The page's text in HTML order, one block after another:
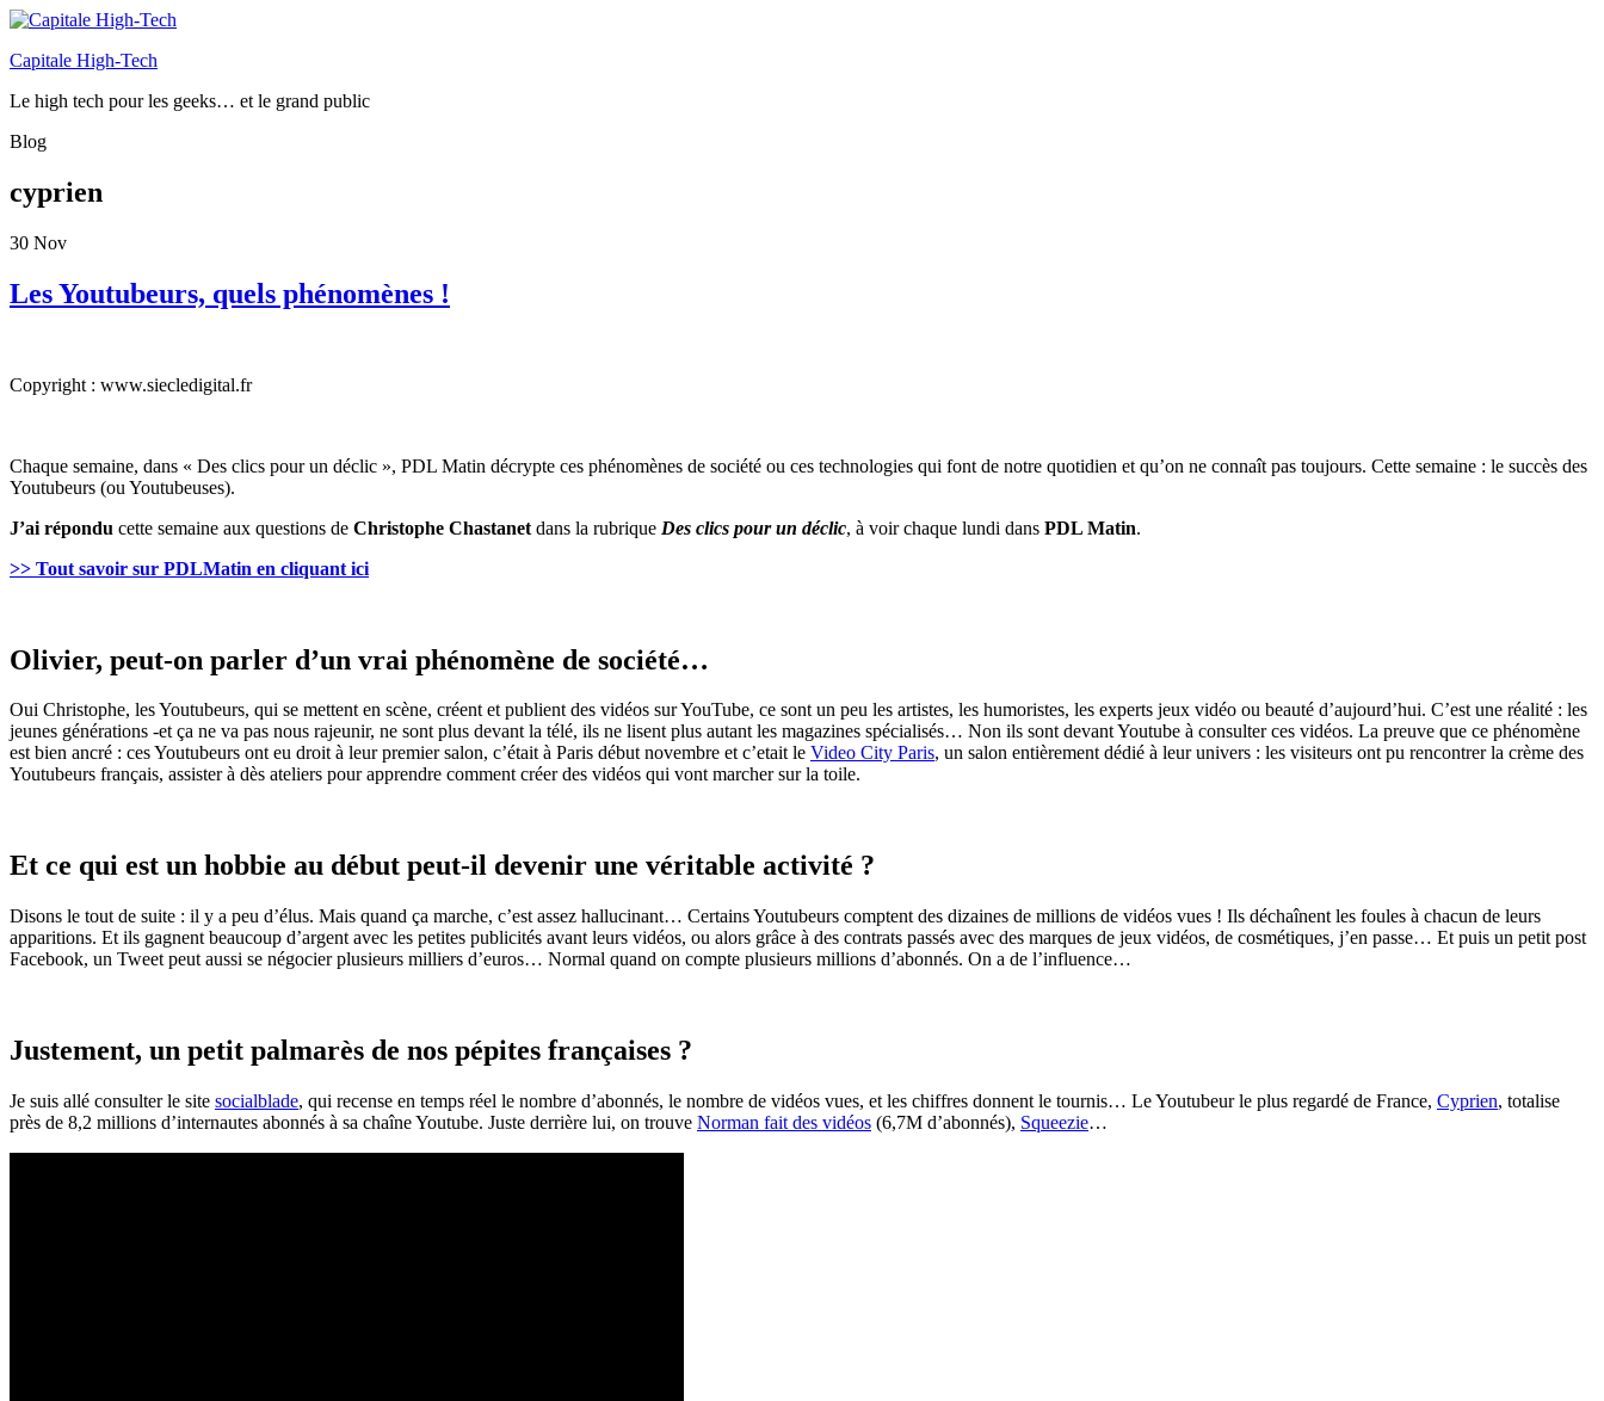
Capitale High-Tech
Le high tech pour les geeks… et le grand public
Blog
cyprien
30 Nov
Les Youtubeurs, quels phénomènes !
Copyright : www.siecledigital.fr
Chaque semaine, dans « Des clics pour un déclic », PDL Matin décrypte ces phénomènes de société ou ces technologies qui font de notre quotidien et qu’on ne connaît pas toujours. Cette semaine : le succès des
Youtubeurs (ou Youtubeuses).
J’ai répondu cette semaine aux questions de Christophe Chastanet dans la rubrique Des clics pour un déclic, à voir chaque lundi dans PDL Matin.
>> Tout savoir sur PDLMatin en cliquant ici
Olivier, peut-on parler d’un vrai phénomène de société…
Oui Christophe, lesYoutubeurs, qui se mettent en scène, créent et publient des vidéos surYouTube, ce sont un peu les artistes, les humoristes, les experts jeux vidéo ou beauté d’aujourd’hui. C’est une réalité : les
jeunes générations -et ça ne va pas nous rajeunir, ne sont plus devant la télé, ils ne lisent plus autant les magazines spécialisés… Non ils sont devantYoutube à consulter ces vidéos. La preuve que ce phénomène
est bien ancré : cesYoutubeurs ont eu droit à leur premier salon, c’était à Paris début novembre etc’etaitle Video City Paris, un salon entièrement dédié à leur univers : les visiteurs ont pu rencontrer la crème des
Youtubeurs français, assister à dès ateliers pour apprendre comment créer des vidéos qui vont marcher sur la toile.
Et ce qui est un hobbie au début peut-il devenir une véritable activité ?
Disons le tout de suite : il y a peu d’élus. Mais quand ça marche, c’est assez hallucinant… CertainsYoutubeurs comptent des dizaines de millions de vidéos vues ! Ils déchaînent les foules à chacun de leurs
apparitions. Et ils gagnent beaucoup d’argent avec les petites publicités avant leurs vidéos, ou alors grâce à des contrats passés avec des marques de jeux vidéos, de cosmétiques, j’en passe… Et puis un petit post
Facebook, un Tweet peut aussi se négocier plusieurs milliers d’euros… Normal quand on compte plusieurs millions d’abonnés. On a de l’influence…
Justement, un petit palmarès de nos pépites françaises ?
Je suis allé consulter le site socialblade, qui recense en temps réel le nombre d’abonnés, le nombre de vidéos vues, et les chiffres donnent le tournis… LeYoutubeurle plus regardé de France, Cyprien, totalise
près de 8,2 millions d’internautes abonnés à sa chaîneYoutube. Juste derrière lui, on trouve Norman fait des vidéos (6,7M d’abonnés), Squeezie…